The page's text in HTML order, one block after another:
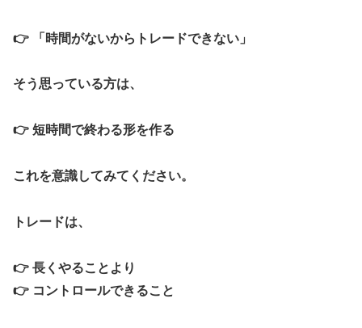
👉 「時間がないからトレードできない」
そう思っている方は、
👉 短時間で終わる形を作る
これを意識してみてください。
トレードは、
👉 長くやることより
👉 コントロールできること